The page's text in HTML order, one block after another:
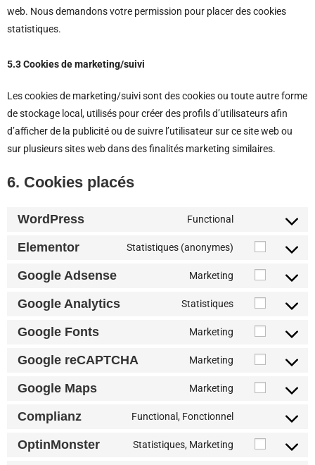
web. Nous demandons votre permission pour placer des cookies
statistiques.
5.3 Cookies de marketing/suivi
Les cookies de marketing/suivi sont des cookies ou toute autre forme
de stockage local, utilisés pour créer des profils d’utilisateurs afin
d’afficher de la publicité ou de suivre l’utilisateur sur ce site web ou
sur plusieurs sites web dans des finalités marketing similaires.
6. Cookies placés
WordPress Functional
Elementor Statistiques (anonymes)
Google Adsense Marketing
Google Analytics Statistiques
Google Fonts Marketing
Google reCAPTCHA Marketing
Google Maps Marketing
Complianz Functional, Fonctionnel
OptinMonster Statistiques, Marketing